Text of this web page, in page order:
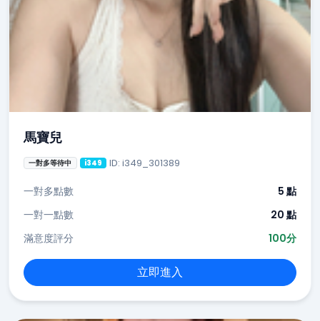
馬寶兒
一對多等待中 i349 ID: i349_301389
一對多點數
5 點
一對一點數
20 點
滿意度評分
100分
立即進入